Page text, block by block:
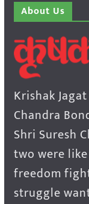
About Us
Krishak
Chandra
Shri Suresh
two were
freedom
struggle